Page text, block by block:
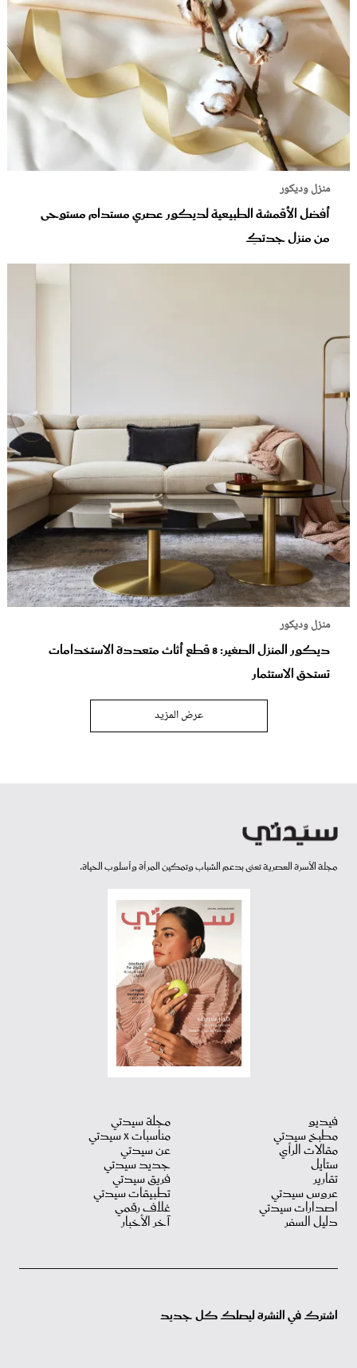
منزل وديكور
أفضل الأقمشة الطبيعية لديكور عصري مستدام مستوحى
من منزل جدتكِ
منزل وديكور
ديكور المنزل الصغير: 8 قطع أثاث متعددة الاستخدامات
تستحق الاستثمار
عرض المزيد
مجلة الأسرة العصرية تعنى بدعم الشباب وتمكين المرأة وأسلوب الحياة.
فيديو
مطبخ سيدتي
مقالات الرأي
ستايل
تقارير
عروس سيدتي
اصدارات سيدتي
دليل السفر
مجلة سيدتي
مناسبات X سيدتي
عن سيدتي
جديد سيدتي
فريق سيدتي
تطبيقات سيدتي
غلاف رقمي
آخر الأخبار
اشترك في النشرة ليصلك كل جديد